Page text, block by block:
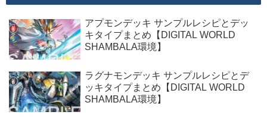
アプモンデッキ サンプルレシピとデッ
キタイプまとめ【DIGITAL WORLD
SHAMBALA環境】
ラグナモンデッキ サンプルレシピとデ
ッキタイプまとめ【DIGITAL WORLD
SHAMBALA環境】